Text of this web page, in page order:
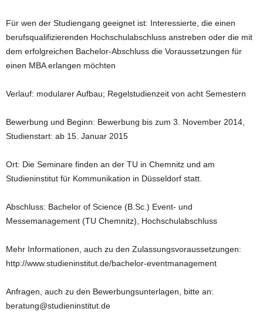
Für wen der Studiengang geeignet ist: Interessierte, die einen
berufsqualifizierenden Hochschulabschluss anstreben oder die mit
dem erfolgreichen Bachelor-Abschluss die Voraussetzungen für
einen MBA erlangen möchten
Verlauf: modularer Aufbau; Regelstudienzeit von acht Semestern
Bewerbung und Beginn: Bewerbung bis zum 3. November 2014,
Studienstart: ab 15. Januar 2015
Ort: Die Seminare finden an der TU in Chemnitz und am
Studieninstitut für Kommunikation in Düsseldorf statt.
Abschluss: Bachelor of Science (B.Sc.) Event- und
Messemanagement (TU Chemnitz), Hochschulabschluss
Mehr Informationen, auch zu den Zulassungsvoraussetzungen:
http://www.studieninstitut.de/bachelor-eventmanagement
Anfragen, auch zu den Bewerbungsunterlagen, bitte an:
beratung@studieninstitut.de